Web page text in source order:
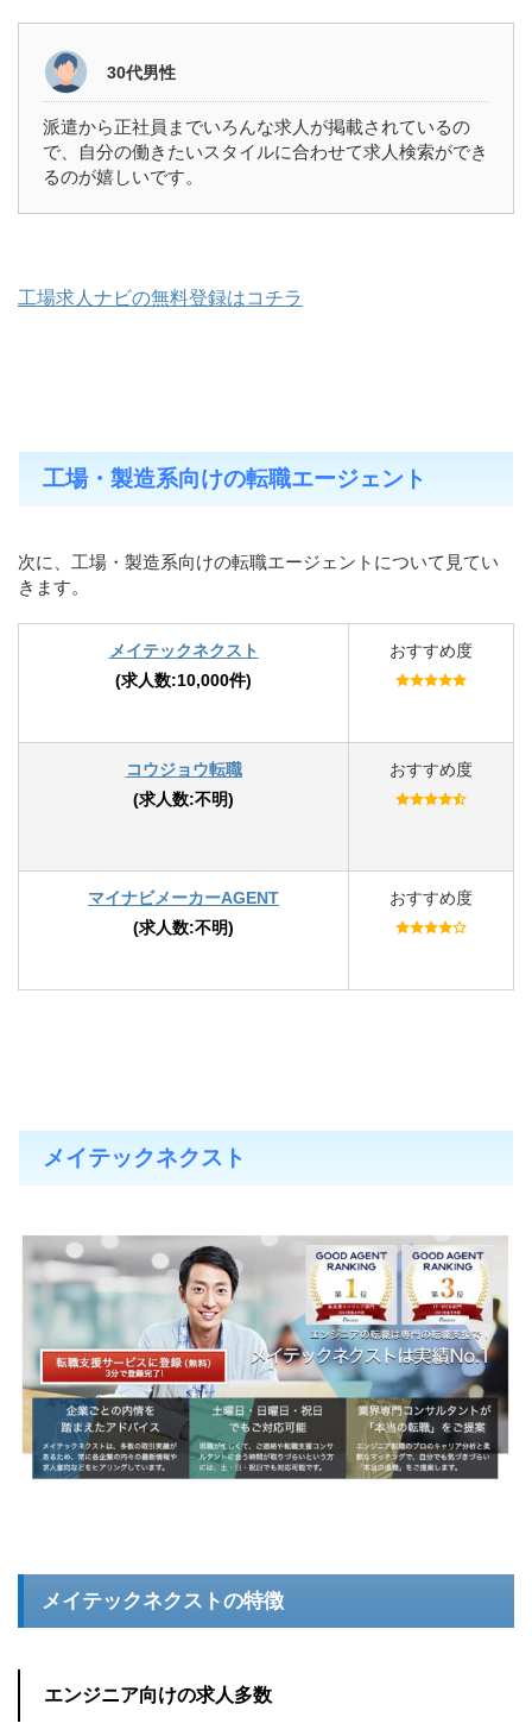
30代男性
派遣から正社員までいろんな求人が掲載されているの
で、自分の働きたいスタイルに合わせて求人検索ができ
るのが嬉しいです。
工場求人ナビの無料登録はコチラ
工場・製造系向けの転職エージェント
次に、工場・製造系向けの転職エージェントについて見てい
きます。
メイテックネクスト
(求人数:10,000件)
おすすめ度
コウジョウ転職
(求人数:不明)
おすすめ度
マイナビメーカーAGENT
(求人数:不明)
おすすめ度
メイテックネクスト
メイテックネクストの特徴
エンジニア向けの求人多数